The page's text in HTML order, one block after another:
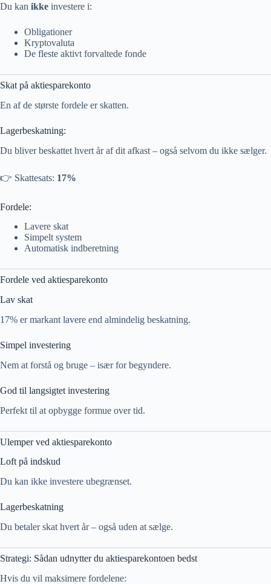
Du kan ikke investere i:
Obligationer
Kryptovaluta
De fleste aktivt forvaltede fonde
Skat på aktiesparekonto
En af de største fordele er skatten.
Lagerbeskatning:
Du bliver beskattet hvert år af dit afkast – også selvom du ikke sælger.
👉 Skattesats: 17%
Fordele:
Lavere skat
Simpelt system
Automatisk indberetning
Fordele ved aktiesparekonto
Lav skat
17% er markant lavere end almindelig beskatning.
Simpel investering
Nem at forstå og bruge – især for begyndere.
God til langsigtet investering
Perfekt til at opbygge formue over tid.
Ulemper ved aktiesparekonto
Loft på indskud
Du kan ikke investere ubegrænset.
Lagerbeskatning
Du betaler skat hvert år – også uden at sælge.
Strategi: Sådan udnytter du aktiesparekontoen bedst
Hvis du vil maksimere fordelene: